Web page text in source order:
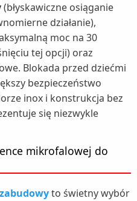
(błyskawiczne osiąganie
działanie),
moc na 30
tej opcji) oraz
Blokada przed dziećmi
bezpieczeństwo
inox i konstrukcja bez
się niezwykle
mikrofalowej do
to świetny wybór